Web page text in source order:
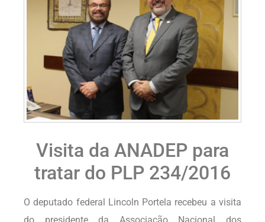
Visita da ANADEP para
tratar do PLP 234/2016
O deputado federal Lincoln Portela recebeu a visita